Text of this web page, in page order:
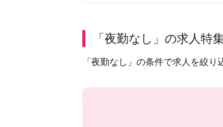
「夜勤なし」の求人特
「夜勤なし」の条件で求人を絞